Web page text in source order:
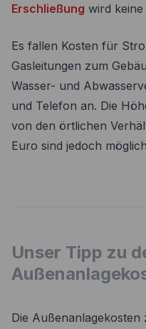
Erschließung wird keine
Es fallen Kosten für
Gasleitungen zum
Wasser- und
und Telefon an. Die
von den örtlichen
Euro sind jedoch
Unser Tipp zu
Die